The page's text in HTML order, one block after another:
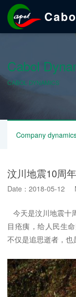
Cabol
CABOL DYNAMICS
Company
汶川地震10周
Date：2018-05-12
今天是汶川地震十
目疮痍，给人民生
不仅是追思逝者，也